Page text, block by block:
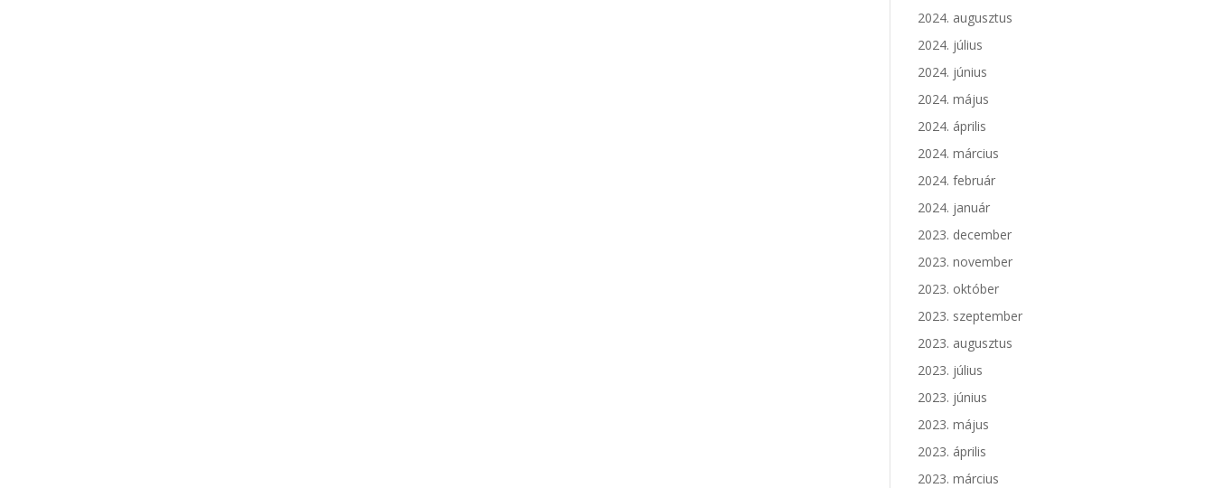
2024. augusztus
2024. július
2024. június
2024. május
2024. április
2024. március
2024. február
2024. január
2023. december
2023. november
2023. október
2023. szeptember
2023. augusztus
2023. július
2023. június
2023. május
2023. április
2023. március